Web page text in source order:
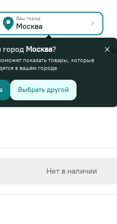
Ваш город
Москва
Нет в наличии
город Москва?
показать товары, которые
в вашем городе
Выбрать другой